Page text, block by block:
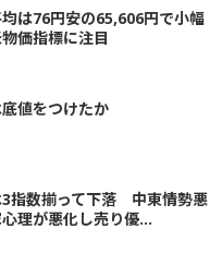
均は76円安の65,606円で小幅
価指標に注目
値をつけたか
3指数揃って下落 中東情勢悪
理が悪化し売り優...